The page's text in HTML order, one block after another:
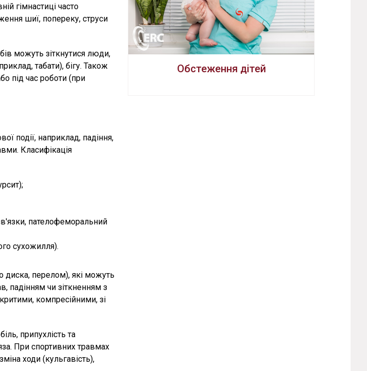
гімнастиці часто
шиї, попереку, струси
можуть зіткнутися люди,
табати), бігу. Також
під час роботи (при
події, наприклад, падіння,
Класифікація
пателофеморальний
сухожилля).
диска, перелом), які можуть
падінням чи зіткненням з
компресійними, зі
припухлість та
При спортивних травмах
ходи (кульгавість),
Обстеження дітей